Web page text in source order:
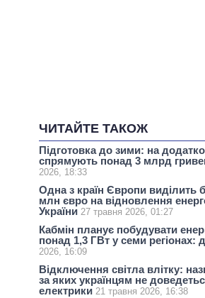
ЧИТАЙТЕ ТАКОЖ
Підготовка до зими: на
спрямують понад 3 млрд
2026, 18:33
Одна з країн Європи виділить
млн євро на відновлення
України 27 травня 2026, 01:27
Кабмін планує побудувати
понад 1,3 ГВт у семи регіонах:
2026, 16:09
Відключення світла влітку:
за яких українцям не
електрики 21 травня 2026, 16:38